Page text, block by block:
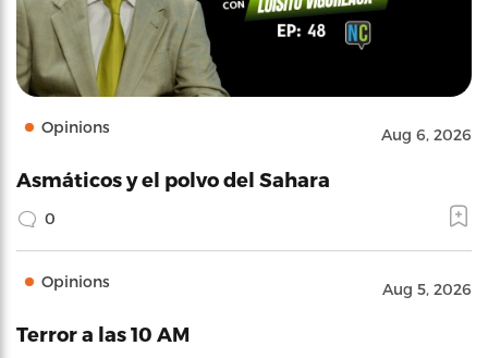
Opinions Aug 6, 2026
Asmáticos y el polvo del Sahara
0
Opinions Aug 5, 2026
Terror a las 10 AM